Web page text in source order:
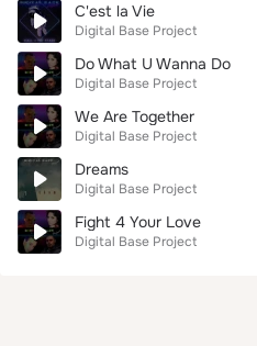
C'est la Vie
Digital Base Project
Do What U Wanna Do
Digital Base Project
We Are Together
Digital Base Project
Dreams
Digital Base Project
Fight 4 Your Love
Digital Base Project